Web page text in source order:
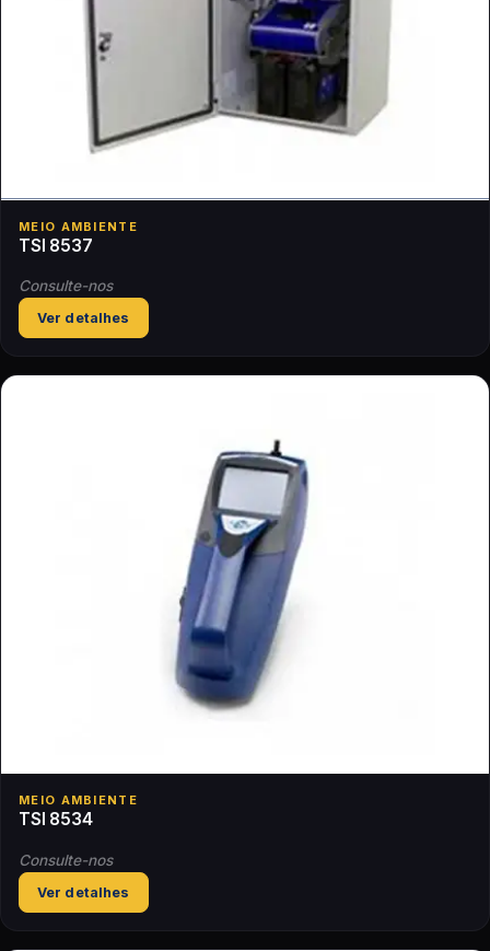
MEIO AMBIENTE
TSI 8537
Consulte-nos
Ver detalhes
MEIO AMBIENTE
TSI 8534
Consulte-nos
Ver detalhes